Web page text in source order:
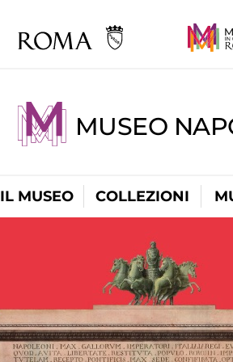
MUSEO
IL MUSEO COLLEZIONI